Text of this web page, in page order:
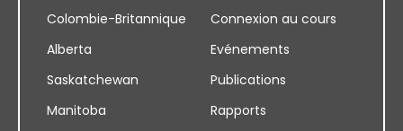
Colombie-Britannique
Alberta
Saskatchewan
Manitoba
Connexion au cours
Evénements
Publications
Rapports